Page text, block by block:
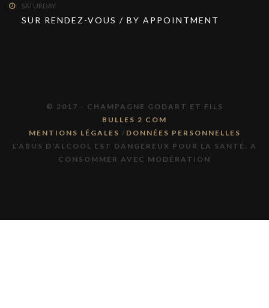
SATURDAY
SUR RENDEZ-VOUS / BY APPOINTMENT
© 2017 - CHAMPAGNE GODART ET FILS
BULLES 2 COM
MENTIONS LÉGALES / DONNÉES PERSONNELLES
L'ABUS D'ALCOOL EST DANGEREUX POUR LA SANTÉ. A
CONSOMMER AVEC MODÉRATION